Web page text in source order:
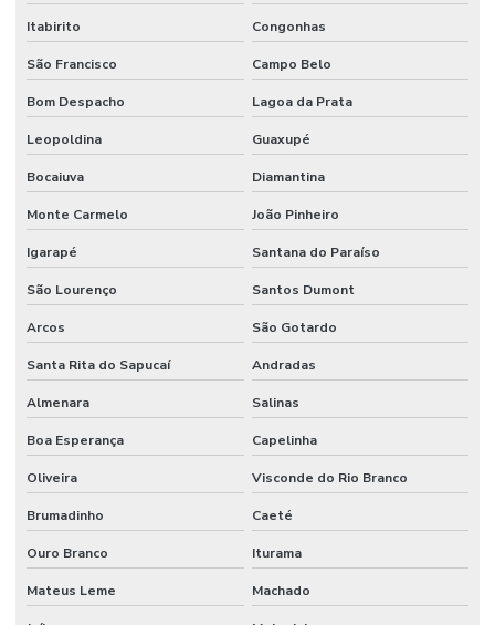
Itabirito Congonhas
São Francisco Campo Belo
Bom Despacho Lagoa da Prata
Leopoldina Guaxupé
Bocaiuva Diamantina
Monte Carmelo João Pinheiro
Igarapé Santana do Paraíso
São Lourenço Santos Dumont
Arcos São Gotardo
Santa Rita do Sapucaí Andradas
Almenara Salinas
Boa Esperança Capelinha
Oliveira Visconde do Rio Branco
Brumadinho Caeté
Ouro Branco Iturama
Mateus Leme Machado